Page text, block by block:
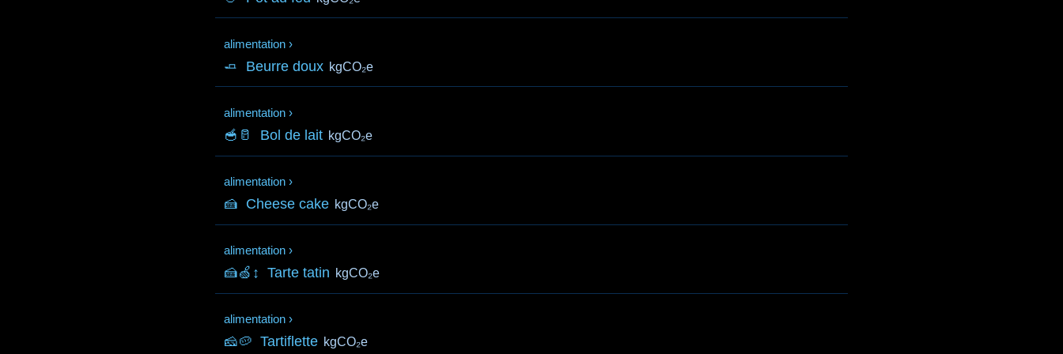
alimentation ›
🧈 Beurre doux kgCO₂e
alimentation ›
🥣🥛 Bol de lait kgCO₂e
alimentation ›
🍰 Cheese cake kgCO₂e
alimentation ›
🍰🍏↕️ Tarte tatin kgCO₂e
alimentation ›
🧀🥔 Tartiflette kgCO₂e